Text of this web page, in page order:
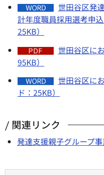
世田谷区発
計年度職員採用選考申
25KB）
世田谷区に
95KB）
世田谷区に
ド：25KB）
関連リンク
発達支援親子グループ